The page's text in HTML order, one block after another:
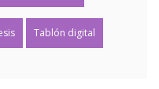
Tablón digital